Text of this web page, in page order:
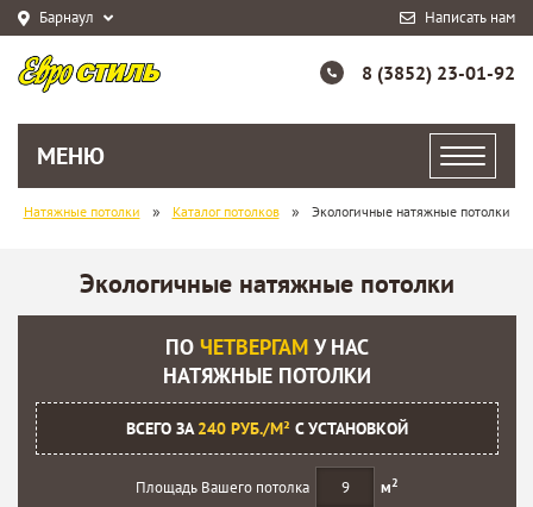
Барнаул Написать нам
8 (3852) 23-01-92
МЕНЮ
Натяжные потолки » Каталог потолков » Экологичные натяжные потолки
Экологичные натяжные потолки
ПО ЧЕТВЕРГАМ У НАС
НАТЯЖНЫЕ ПОТОЛКИ
ВСЕГО ЗА240 РУБ./М² С УСТАНОВКОЙ
Площадь Вашего потолка м2